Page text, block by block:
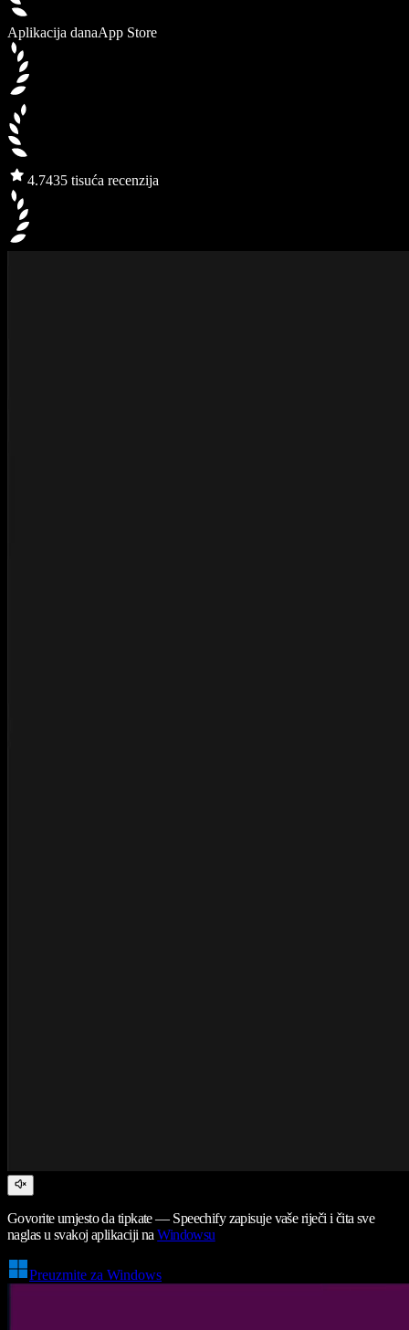
Aplikacija danaApp Store
4.7435 tisuća recenzija
Govorite umjesto da tipkate — Speechify zapisuje vaše riječi i čita sve
naglas u svakoj aplikaciji naWindowsu
Preuzmite za Windows